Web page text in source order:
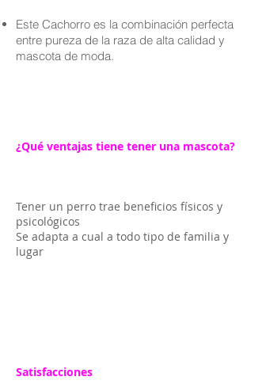
Este Cachorro es la combinación perfecta
entre pureza de la raza de alta calidad y
mascota de moda.
¿Qué ventajas tiene tener una mascota?
Tener un perro trae beneficios físicos y
psicológicos
Se adapta a cual a todo tipo de familia y
lugar
Satisfacciones